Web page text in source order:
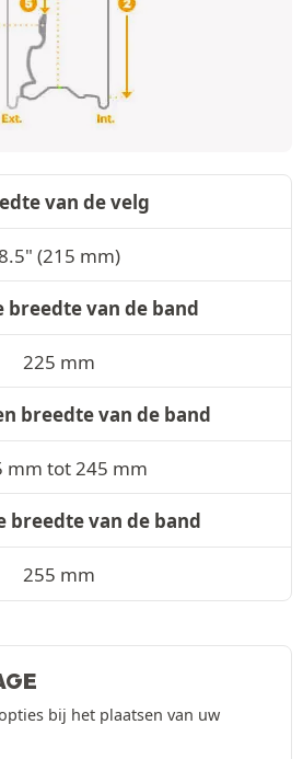
van de velg
(215 mm)
breedte van de band
225 mm
breedte van de band
mm tot 245 mm
breedte van de band
255 mm
bij het plaatsen van uw